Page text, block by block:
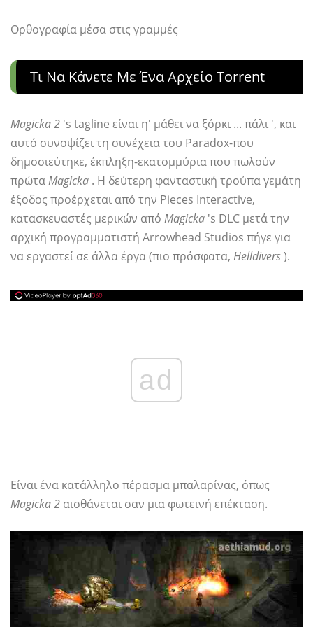
Ορθογραφία μέσα στις γραμμές
Τι Να Κάνετε Με Ένα Αρχείο Torrent
Magicka 2 's tagline είναι η' μάθει να ξόρκι ... πάλι ', και
αυτό συνοψίζει τη συνέχεια του Paradox-που
δημοσιεύτηκε, έκπληξη-εκατομμύρια που πωλούν
πρώταMagicka . Η δεύτερη φανταστική τρούπα γεμάτη
έξοδος προέρχεται από την Pieces Interactive,
κατασκευαστές μερικών από Magicka 's DLC μετά την
αρχική προγραμματιστή Arrowhead Studios πήγε για
να εργαστεί σε άλλα έργα (πιο πρόσφατα, Helldivers).
ad
Είναι ένα κατάλληλο πέρασμα μπαλαρίνας, όπως
Magicka 2 αισθάνεται σαν μια φωτεινή επέκταση.